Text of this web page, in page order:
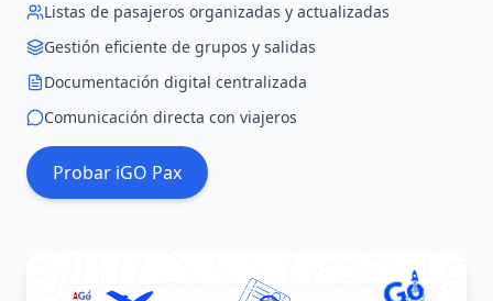
Listas de pasajeros organizadas y actualizadas
Gestión eficiente de grupos y salidas
Documentación digital centralizada
Comunicación directa con viajeros
Probar iGO Pax